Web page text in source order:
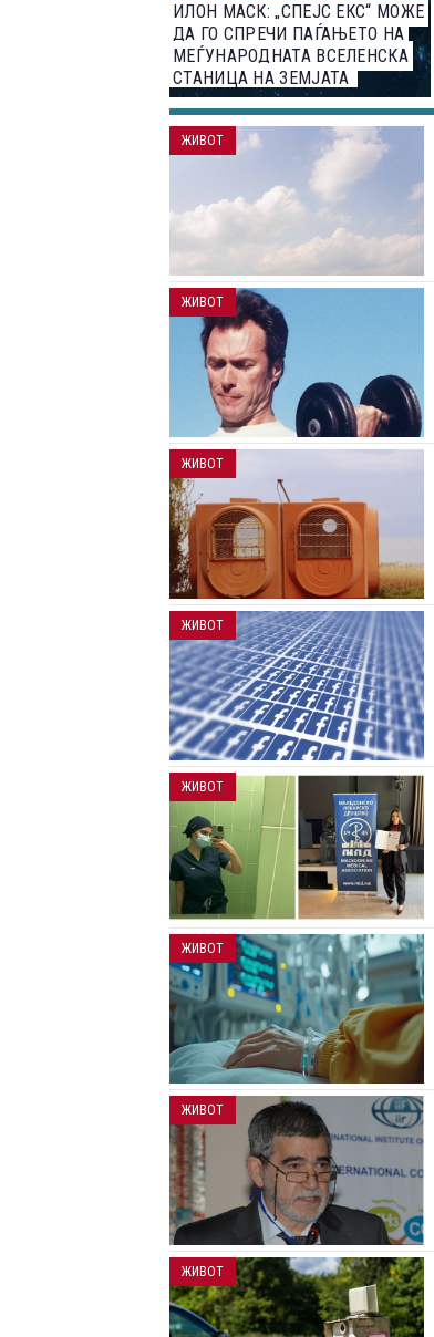
ИЛОН МАСК: „СПЕЈС ЕКС“ МОЖЕ
ДА ГО СПРЕЧИ ПАЃАЊЕТО НА
МЕЃУНАРОДНАТА ВСЕЛЕНСКА
СТАНИЦА НА ЗЕМЈАТА
ЖИВОТ
ЖИВОТ
ЖИВОТ
ЖИВОТ
ЖИВОТ
ЖИВОТ
ЖИВОТ
ЖИВОТ